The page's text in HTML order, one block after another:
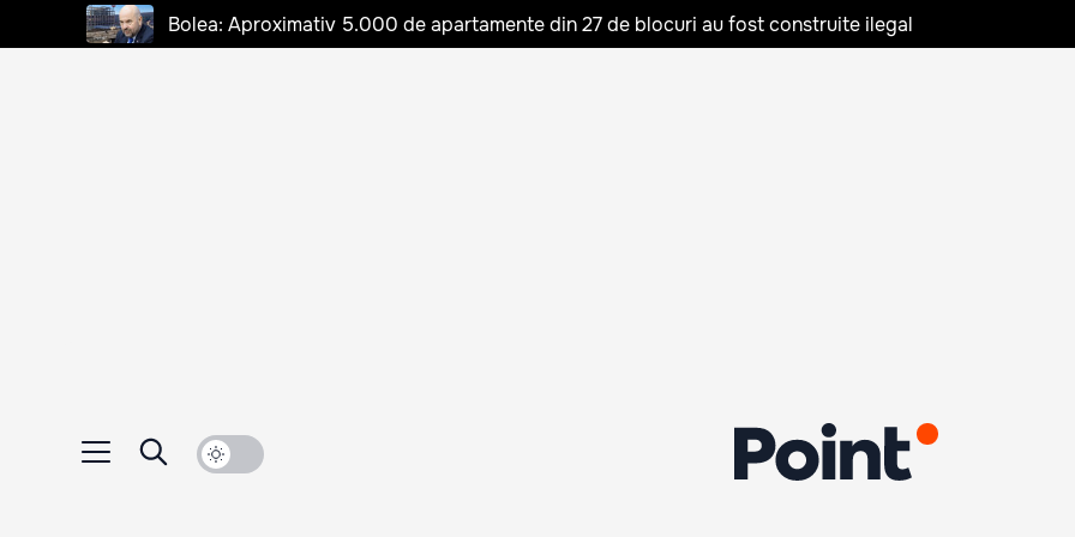
Bolea: Aproximativ 5.000 de apartamente din 27 de blocuri au fost construite ilegal